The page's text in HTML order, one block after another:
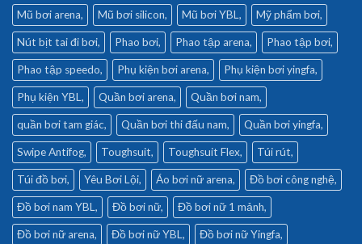
Mũ bơi arena Mũ bơi silicon Mũ bơi YBL Mỹ phẩm bơi
Nút bịt tai đi bơi Phao bơi Phao tập arena Phao tập bơi
Phao tập speedo Phụ kiện bơi arena Phụ kiện bơi yingfa
Phụ kiện YBL Quần bơi arena Quần bơi nam
quần bơi tam giác Quần bơi thi đấu nam Quần bơi yingfa
Swipe Antifog Toughsuit Toughsuit Flex Túi rút
Túi đồ bơi Yêu Bơi Lội Áo bơi nữ arena Đồ bơi công nghệ
Đồ bơi nam YBL Đồ bơi nữ Đồ bơi nữ 1 mảnh
Đồ bơi nữ arena Đồ bơi nữ YBL Đồ bơi nữ Yingfa